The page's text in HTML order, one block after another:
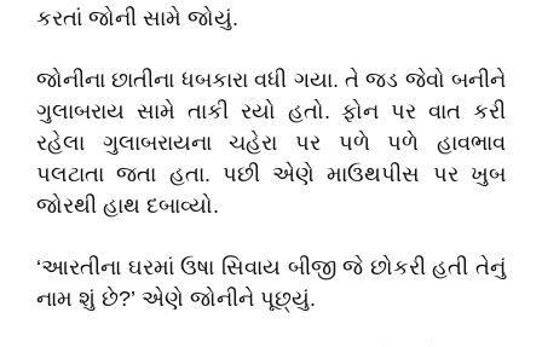
કરતાં જોની સામે જોયું.
જોનીના છાતીના ધબકારા વધી ગયા. તે જડ જેવો બનીને
ગુલાબરાય સામે તાકી રયો હતો. ફોન પર વાત કરી
રહેલા ગુલાબરાયના ચહેરા પર પળે પળે હાવભાવ
પલટાતા જતા હતા. પછી એણે માઉથપીસ પર ખુબ
જોરથી હાથ દબાવ્યો.
‘આરતીના ઘરમાં ઉષા સિવાય બીજી જે છોકરી હતી તેનું
નામ શું છે?’ એણે જોનીને પૂછ્યું.